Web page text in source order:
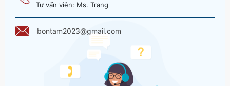
Tư vấn viên: Ms. Trang
bontam2023@gmail.com